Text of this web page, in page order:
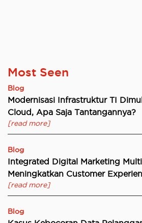
Most Seen
Blog
Modernisasi Infrastruktur TI
Cloud, Apa Saja Tantangannya?
[read more]
Blog
Integrated Digital Marketing
Meningkatkan Customer
[read more]
Blog